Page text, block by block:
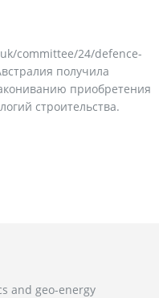
committee/24/defence-
получила
приобретения
строительства.
and geo-energy